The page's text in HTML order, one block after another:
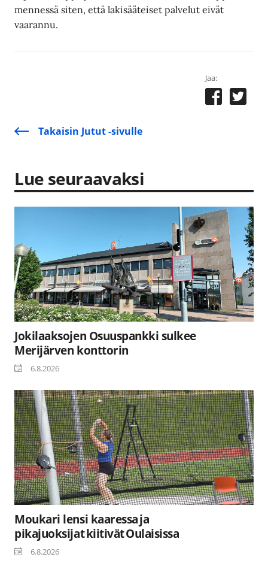
mennessä siten, että lakisääteiset palvelut eivät
vaarannu.
Jaa:
Takaisin Jutut -sivulle
Lue seuraavaksi
Jokilaaksojen Osuuspankki sulkee
Merijärven konttorin
6.8.2026
Moukari lensi kaaressa ja
pikajuoksijat kiitivät Oulaisissa
6.8.2026